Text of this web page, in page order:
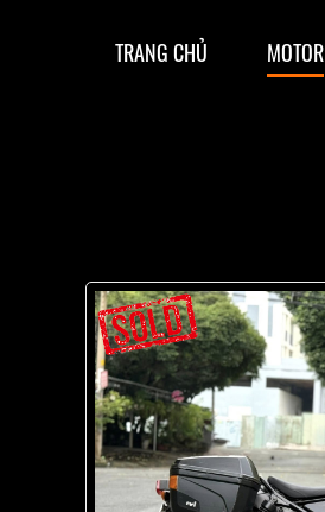
TRANG CHỦ MOTOR